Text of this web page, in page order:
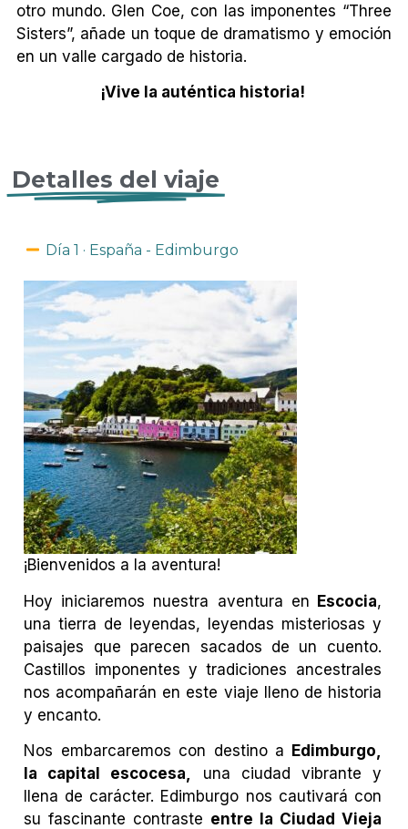
otro mundo. Glen Coe, con las imponentes “Three
Sisters”, añade un toque de dramatismo y emoción
en un valle cargado de historia.
¡Vive la auténtica historia!
Detalles del viaje
Día 1 · España - Edimburgo
¡Bienvenidos a la aventura!
Hoy iniciaremos nuestra aventura en Escocia,
una tierra de leyendas, leyendas misteriosas y
paisajes que parecen sacados de un cuento.
Castillos imponentes y tradiciones ancestrales
nos acompañarán en este viaje lleno de historia
y encanto.
Nos embarcaremos con destino a Edimburgo,
la capital escocesa,
una ciudad vibrante y
llena de carácter. Edimburgo nos cautivará con
su fascinante contraste entre la Ciudad Vieja